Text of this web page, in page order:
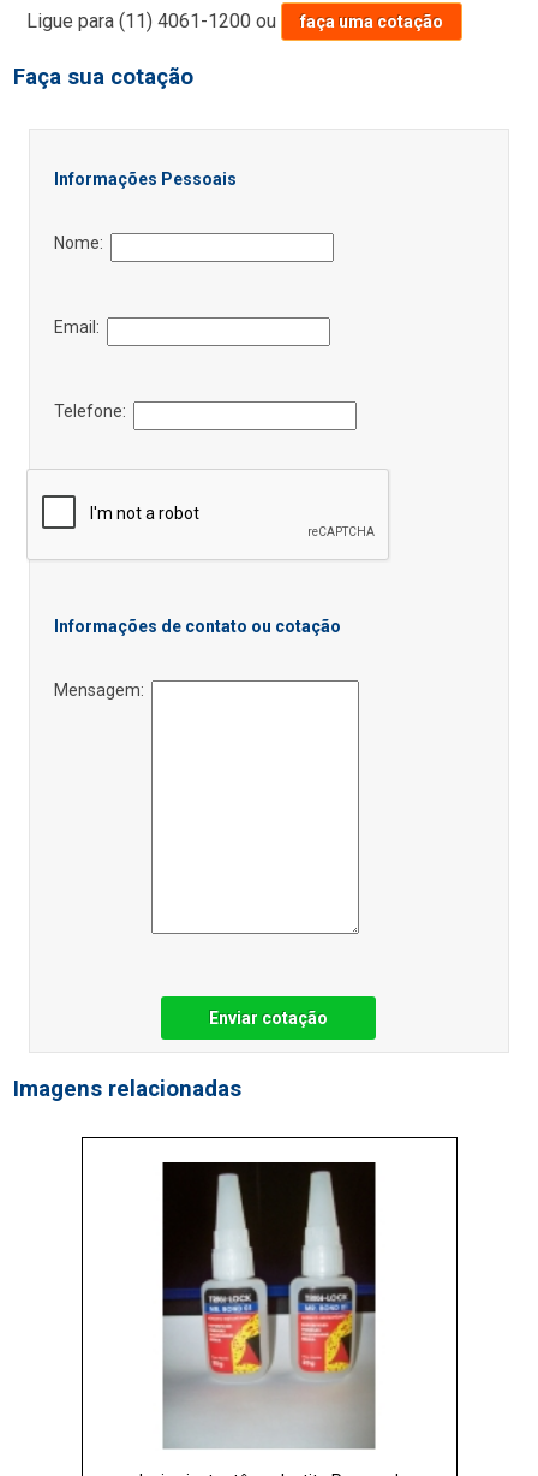
Ligue para(11) 4061-1200 ou faça uma cotação
Faça sua cotação
Informações Pessoais
Nome:
Email:
Telefone:
Informações de contato ou cotação
Mensagem:
Enviar cotação
Imagens relacionadas